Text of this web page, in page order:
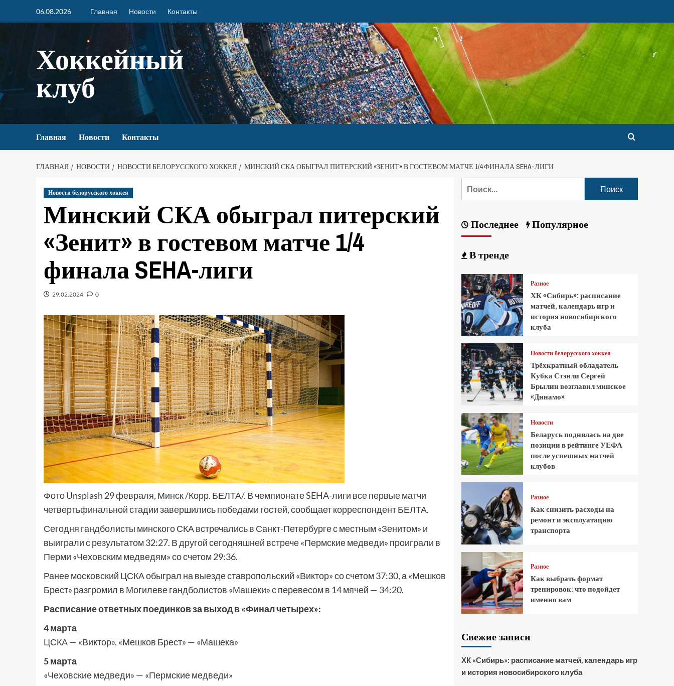
06.08.2026 Главная Новости Контакты
Хоккейный
клуб
Главная Новости Контакты
ГЛАВНАЯ НОВОСТИ НОВОСТИ БЕЛОРУССКОГО ХОККЕЯ МИНСКИЙ СКА ОБЫГРАЛ ПИТЕРСКИЙ «ЗЕНИТ» В ГОСТЕВОМ МАТЧЕ 1/4 ФИНАЛА SEHA-ЛИГИ
Новости белорусского хоккея
Минский СКА обыграл питерский
«Зенит» в гостевом матче 1/4
финала SEHA-лиги
29.02.2024 0
Фото Unsplash 29 февраля, Минск /Корр. БЕЛТА/. В чемпионате SEHA-лиги все первые матчи
четвертьфинальной стадии завершились победами гостей, сообщает корреспондент БЕЛТА.
Сегодня гандболисты минского СКА встречались в Санкт-Петербурге с местным «Зенитом» и
выиграли с результатом 32:27. В другой сегодняшней встрече «Пермские медведи» проиграли в
Перми «Чеховским медведям» со счетом 29:36.
Ранее московский ЦСКА обыграл на выезде ставропольский «Виктор» со счетом 37:30, а «Мешков
Брест» разгромил в Могилеве гандболистов «Машеки» с перевесом в 14 мячей — 34:20.
Расписание ответных поединков за выход в «Финал четырех»:
4 марта
ЦСКА — «Виктор», «Мешков Брест» — «Машека»
5 марта
«Чеховские медведи» — «Пермские медведи»
Последнее Популярное
В тренде
Разное
ХК «Сибирь»: расписание
матчей, календарь игр и
история новосибирского
клуба
Новости белорусского хоккея
Трёхкратный обладатель
Кубка Стэнли Сергей
Брылин возглавил минское
«Динамо»
Новости
Беларусь поднялась на две
позиции в рейтинге УЕФА
после успешных матчей
клубов
Разное
Как снизить расходы на
ремонт и эксплуатацию
транспорта
Разное
Как выбрать формат
тренировок: что подойдет
именно вам
Свежие записи
ХК «Сибирь»: расписание матчей, календарь игр
и история новосибирского клуба